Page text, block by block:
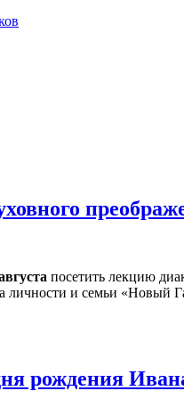
посетить лекцию
личности и семьи «Новый
рождения